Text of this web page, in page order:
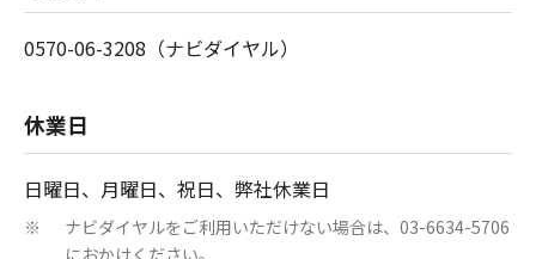
0570-06-3208（ナビダイヤル）
休業日
日曜日、月曜日、祝日、弊社休業日
※
ナビダイヤルをご利用いただけない場合は、03-6634-5706
におかけください。